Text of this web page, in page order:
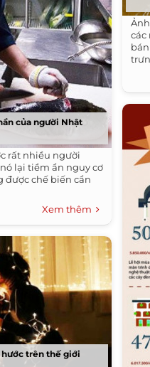
của người Nhật
rất nhiều người
lại tiềm ẩn nguy cơ
được chế biến cẩn
Xem thêm
hước trên thế giới
các